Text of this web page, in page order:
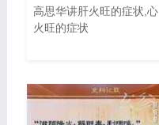
高思华讲肝火旺的症状,心
火旺的症状